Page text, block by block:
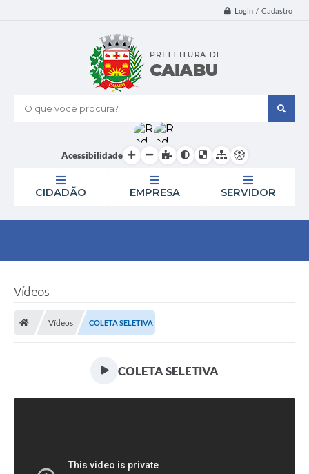
Login / Cadastro
O que voce procura?
Acessibilidade
CIDADÃO EMPRESA SERVIDOR
Vídeos
Vídeos COLETA SELETIVA
COLETA SELETIVA